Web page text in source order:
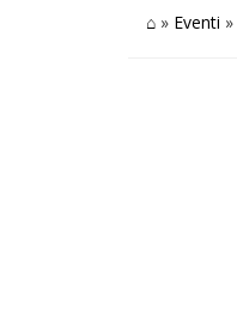
⌂ » Eventi »